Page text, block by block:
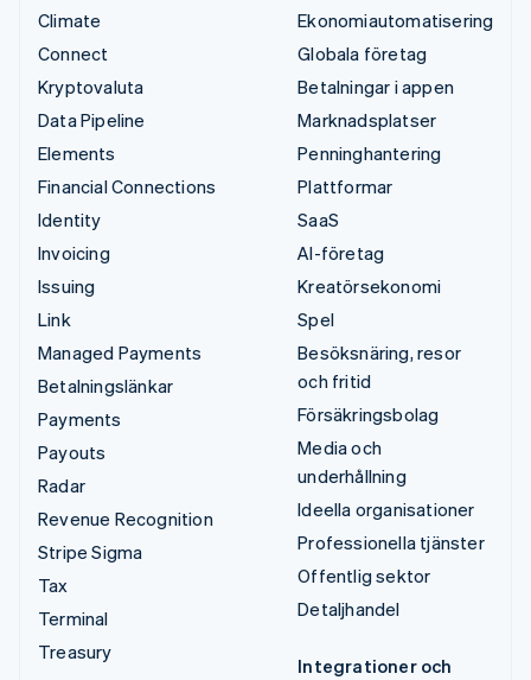
Climate
Connect
Kryptovaluta
Data Pipeline
Elements
Financial Connections
Identity
Invoicing
Issuing
Link
Managed Payments
Betalningslänkar
Payments
Payouts
Radar
Revenue Recognition
Stripe Sigma
Tax
Terminal
Treasury
Ekonomiautomatisering
Globala företag
Betalningar i appen
Marknadsplatser
Penninghantering
Plattformar
SaaS
AI-företag
Kreatörsekonomi
Spel
Besöksnäring, resor
och fritid
Försäkringsbolag
Media och
underhållning
Ideella organisationer
Professionella tjänster
Offentlig sektor
Detaljhandel
Integrationer och